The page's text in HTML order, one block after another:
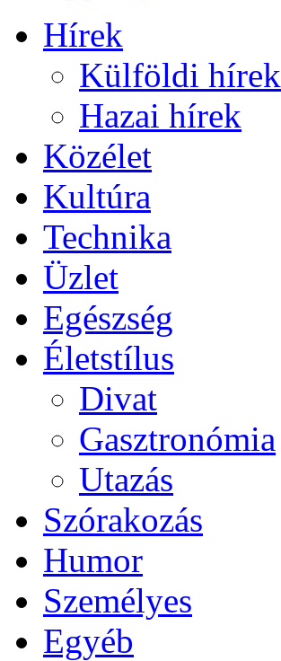
Hírek
Külföldi hírek
Hazai hírek
Közélet
Kultúra
Technika
Üzlet
Egészség
Életstílus
Divat
Gasztronómia
Utazás
Szórakozás
Humor
Személyes
Egyéb